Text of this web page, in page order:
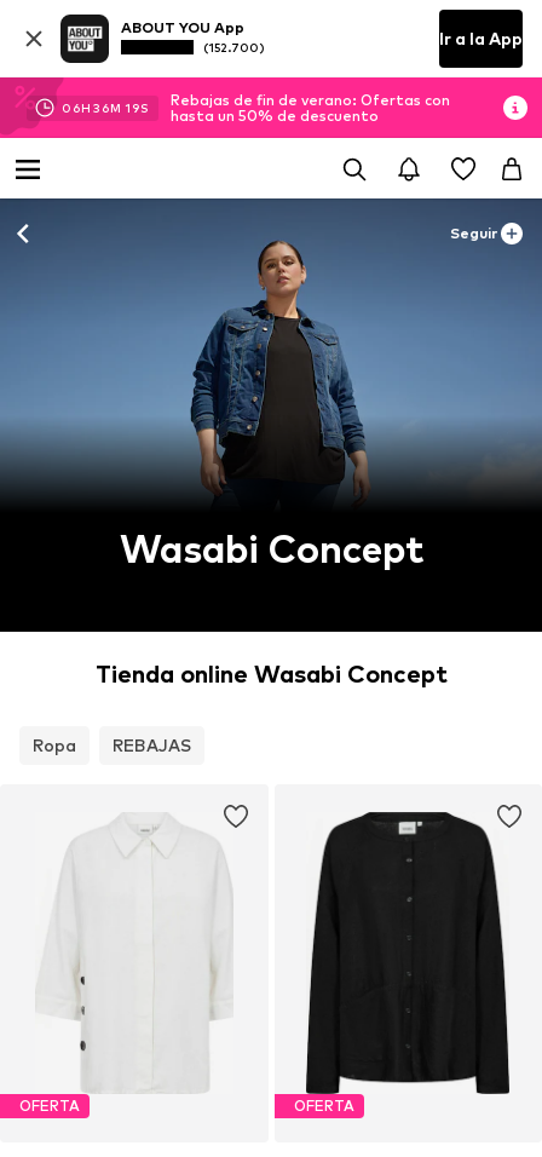
ABOUT YOU App
(152.700) Ir a la App
06H 36M 17S
Rebajas de fin de verano: Ofertas con
hasta un 50% de descuento
Seguir
Wasabi Concept
Tienda online Wasabi Concept
Ropa REBAJAS
OFERTA OFERTA